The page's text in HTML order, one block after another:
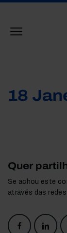
18
Quer
Se achou este
através das